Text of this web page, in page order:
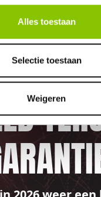
Alles toestaan
Selectie toestaan
Weigeren